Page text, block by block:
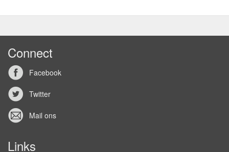
Connect
Facebook
Twitter
Mail ons
Links